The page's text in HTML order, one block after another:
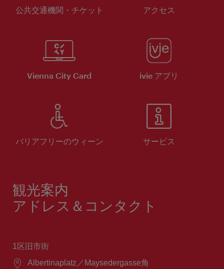
公共交通機関・チケット アクセス
Vienna City Card ivie アプリ
バリアフリーのウィーン サービス
観光案内
アドレス＆コンタクト
1区旧市街
場
Albertinaplatz／Maysedergasse角